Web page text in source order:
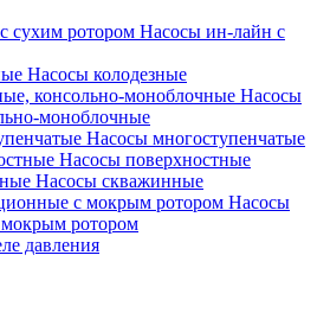
Насосы ин-лайн с
Насосы колодезные
Насосы
моноблочные
Насосы многоступенчатые
Насосы поверхностные
Насосы скважинные
Насосы
ротором
давления